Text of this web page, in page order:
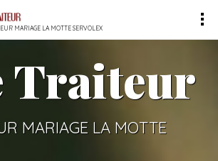
MARIAGE LA MOTTE SERVOLEX
Traiteur
MARIAGE LA MOTTE